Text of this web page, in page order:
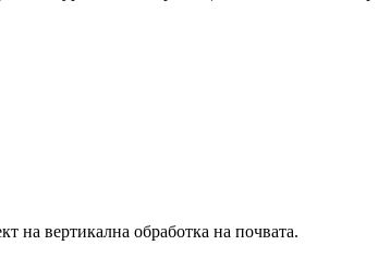
на вертикална обработка на почвата.